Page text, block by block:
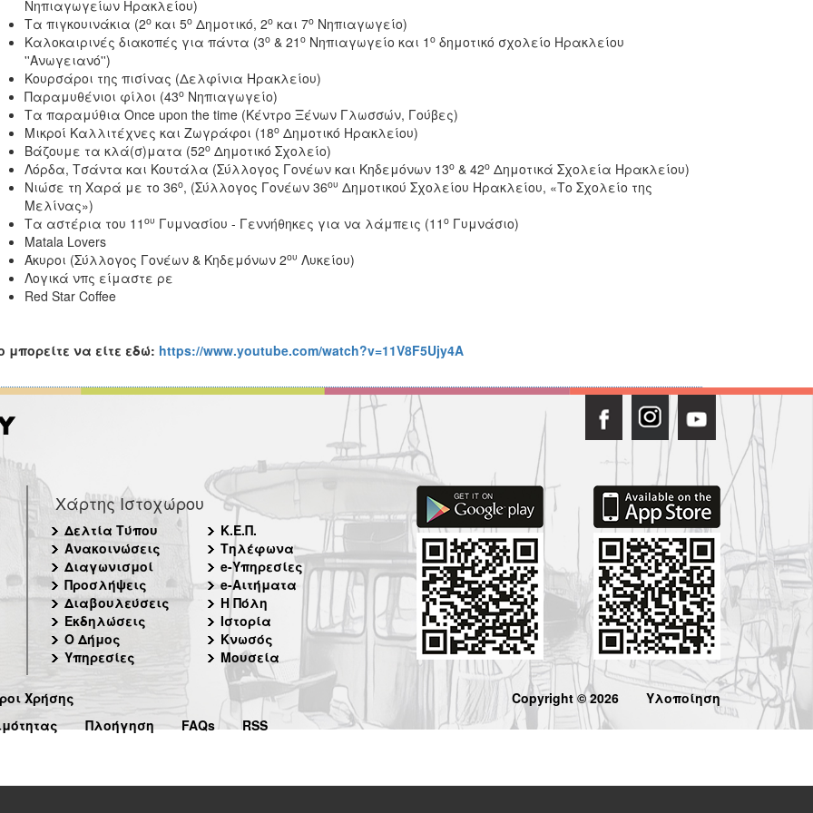
Νηπιαγωγείων Ηρακλείου)
Τα πιγκουινάκια (2οκαι 5οΔημοτικό, 2οκαι 7οΝηπιαγωγείο)
Καλοκαιρινές διακοπές για πάντα (3ο& 21 οΝηπιαγωγείο και 1 οδημοτικό σχολείο Ηρακλείου
''Ανωγειανό'')
Κουρσάροι της πισίνας (Δελφίνια Ηρακλείου)
Παραμυθένιοι φίλοι (43οΝηπιαγωγείο)
Τα παραμύθια Once upon the time (Κέντρο Ξένων Γλωσσών, Γούβες)
Μικροί Καλλιτέχνες και Ζωγράφοι (18οΔημοτικό Ηρακλείου)
Βάζουμε τα κλά(σ)ματα (52οΔημοτικό Σχολείο)
Λόρδα, Τσάντα και Κουτάλα (Σύλλογος Γονέων και Κηδεμόνων 13ο& 42οΔημοτικά Σχολεία Ηρακλείου)
Νιώσε τη Χαρά με το 36ο, (Σύλλογος Γονέων 36ου Δημοτικού Σχολείου Ηρακλείου, «Το Σχολείο της
Μελίνας»)
Τα αστέρια του 11 ου Γυμνασίου - Γεννήθηκες για να λάμπεις (11 οΓυμνάσιο)
Matala Lovers
Άκυροι (Σύλλογος Γονέων & Κηδεμόνων 2ου Λυκείου)
Λογικά νπς είμαστε ρε
Red Star Coffee
μπορείτε να είτε εδώ: https://www.youtube.com/watch?v=11V8F5Ujy4A
Χάρτης Ιστοχώρου
Δελτία Τύπου
Ανακοινώσεις
Διαγωνισμοί
Προσλήψεις
Διαβουλεύσεις
Εκδηλώσεις
Ο Δήμος
Υπηρεσίες
Κ.Ε.Π.
Τηλέφωνα
e-Υπηρεσίες
e-Αιτήματα
Η Πόλη
Ιστορία
Κνωσός
Μουσεία
Χρήσης
Πλοήγηση FAQs RSS
Copyright © 2026 Υλοποίηση